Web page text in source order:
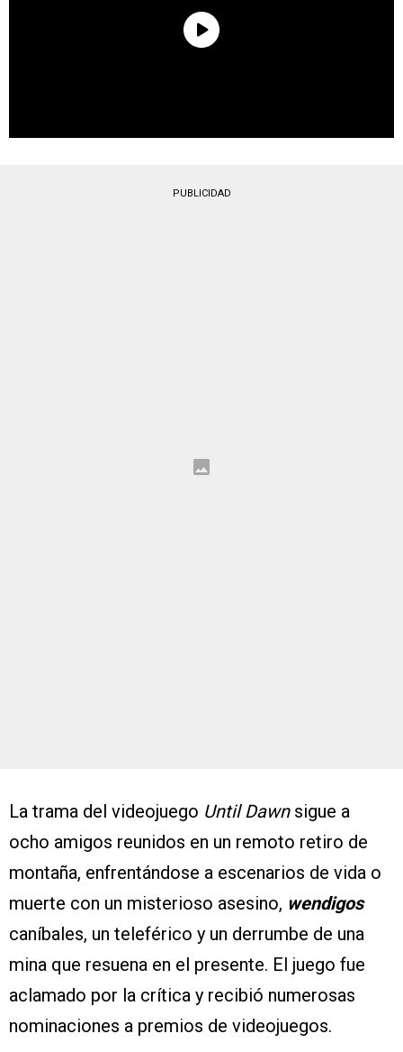
PUBLICIDAD
La trama del videojuego Until Dawn sigue a
ocho amigos reunidos en un remoto retiro de
montaña, enfrentándose a escenarios de vida o
muerte con un misterioso asesino, wendigos
caníbales, un teleférico y un derrumbe de una
mina que resuena en el presente. El juego fue
aclamado por la crítica y recibió numerosas
nominaciones a premios de videojuegos.